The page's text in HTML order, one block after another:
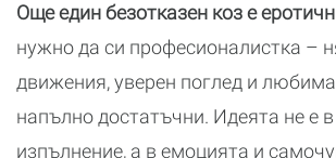
Още един безотказен коз е
нужно да си професионалистка –
движения, уверен поглед и
напълно достатъчни. Идеята не е
изпълнение, а в емоцията и